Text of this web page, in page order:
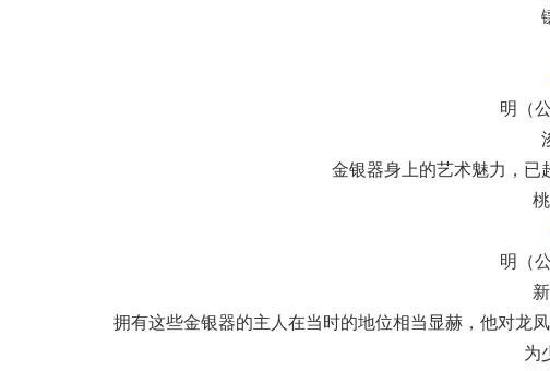
镶
明（公
浚
金银器身上的艺术魅力，已超
桃
明（公
新
拥有这些金银器的主人在当时的地位相当显赫，他对龙凤
为